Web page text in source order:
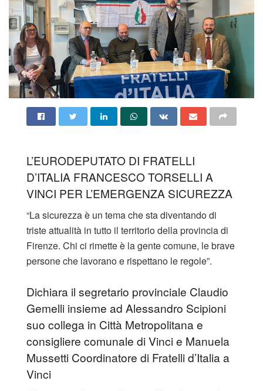
L’EURODEPUTATO DI FRATELLI
D’ITALIA FRANCESCO TORSELLI A
VINCI PER L’EMERGENZA SICUREZZA
“La sicurezza è un tema che sta diventando di
triste attualità in tutto il territorio della provincia di
Firenze. Chi ci rimette è la gente comune, le brave
persone che lavorano e rispettano le regole”.
Dichiara il segretario provinciale Claudio
Gemelli insieme ad Alessandro Scipioni
suo collega in Città Metropolitana e
consigliere comunale di Vinci e Manuela
Mussetti Coordinatore di Fratelli d’Italia a
Vinci